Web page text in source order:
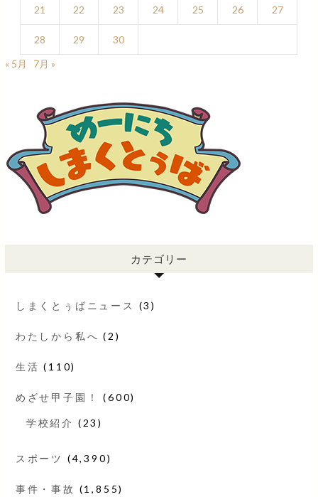
21 22 23 24 25 26 27
28 29
30
« 5月
7月 »
カテゴリー
しまくとぅばニュース (3)
わたしから私へ (2)
生活 (110)
めざせ甲子園！ (600)
学校紹介 (23)
スポーツ (4,390)
事件・事故 (1,855)